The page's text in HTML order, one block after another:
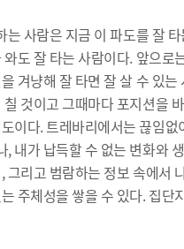
는 사람은 지금 이 파도를 잘
도 잘 타는 사람이다. 앞으로
겨냥해 잘 타면 잘 살 수 있는
것이고 그때마다 포지션을
이다. 트레바리에서는 끊임없
, 내가 납득할 수 없는 변화와
그리고 범람하는 정보 속에서
주체성을 쌓을 수 있다. 집단